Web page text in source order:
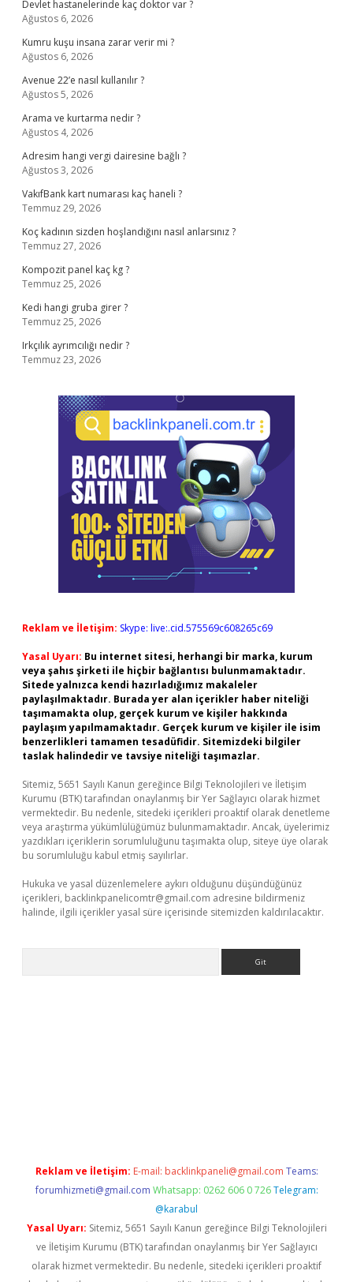
Devlet hastanelerinde kaç doktor var ?
Ağustos 6, 2026
Kumru kuşu insana zarar verir mi ?
Ağustos 6, 2026
Avenue 22’e nasıl kullanılır ?
Ağustos 5, 2026
Arama ve kurtarma nedir ?
Ağustos 4, 2026
Adresim hangi vergi dairesine bağlı ?
Ağustos 3, 2026
VakıfBank kart numarası kaç haneli ?
Temmuz 29, 2026
Koç kadının sizden hoşlandığını nasıl anlarsınız ?
Temmuz 27, 2026
Kompozit panel kaç kg ?
Temmuz 25, 2026
Kedi hangi gruba girer ?
Temmuz 25, 2026
Irkçılık ayrımcılığı nedir ?
Temmuz 23, 2026
Reklam ve İletişim: Skype: live:.cid.575569c608265c69
Yasal Uyarı: Bu internet sitesi, herhangi bir marka, kurum
veya şahıs şirketi ile hiçbir bağlantısı bulunmamaktadır.
Sitede yalnızca kendi hazırladığımız makaleler
paylaşılmaktadır. Burada yer alan içerikler haber niteliği
taşımamakta olup, gerçek kurum ve kişiler hakkında
paylaşım yapılmamaktadır. Gerçek kurum ve kişiler ile isim
benzerlikleri tamamen tesadüfidir. Sitemizdeki bilgiler
taslak halindedir ve tavsiye niteliği taşımazlar.
Sitemiz, 5651 Sayılı Kanun gereğince Bilgi Teknolojileri ve İletişim
Kurumu (BTK) tarafından onaylanmış bir Yer Sağlayıcı olarak hizmet
vermektedir. Bu nedenle, sitedeki içerikleri proaktif olarak denetleme
veya araştırma yükümlülüğümüz bulunmamaktadır. Ancak, üyelerimiz
yazdıkları içeriklerin sorumluluğunu taşımakta olup, siteye üye olarak
bu sorumluluğu kabul etmiş sayılırlar.
Hukuka ve yasal düzenlemelere aykırı olduğunu düşündüğünüz
içerikleri, backlinkpanelicomtr@gmail.com adresine bildirmeniz
halinde, ilgili içerikler yasal süre içerisinde sitemizden kaldırılacaktır.
Reklam ve İletişim: E-mail: backlinkpaneli@gmail.com Teams:
forumhizmeti@gmail.com Whatsapp: 0262 606 0 726 Telegram:
@karabul
Yasal Uyarı: Sitemiz, 5651 Sayılı Kanun gereğince Bilgi Teknolojileri
ve İletişim Kurumu (BTK) tarafından onaylanmış bir Yer Sağlayıcı
olarak hizmet vermektedir. Bu nedenle, sitedeki içerikleri proaktif